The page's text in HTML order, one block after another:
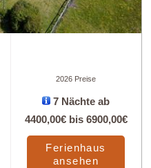
2026 Preise
7 Nächte ab
4400,00€bis 6900,00€
Ferienhaus
ansehen